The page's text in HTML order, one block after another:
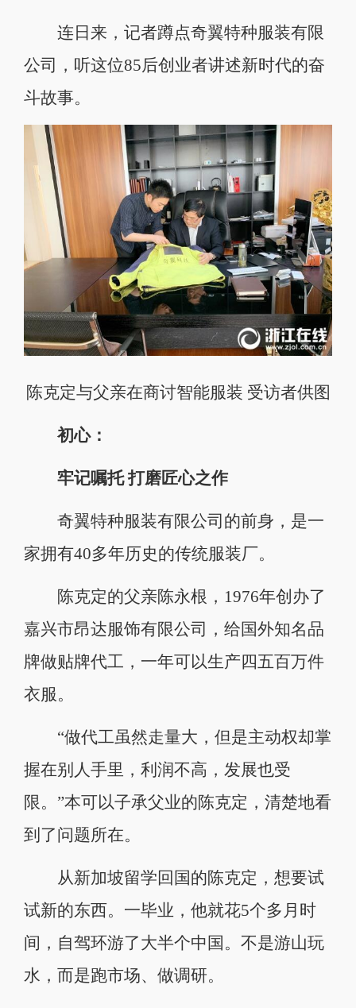
连日来，记者蹲点奇翼特种服装有限
公司，听这位85后创业者讲述新时代的奋
斗故事。
陈克定与父亲在商讨智能服装 受访者供图
初心：
牢记嘱托 打磨匠心之作
奇翼特种服装有限公司的前身，是一
家拥有40多年历史的传统服装厂。
陈克定的父亲陈永根，1976年创办了
嘉兴市昂达服饰有限公司，给国外知名品
牌做贴牌代工，一年可以生产四五百万件
衣服。
“做代工虽然走量大，但是主动权却掌
握在别人手里，利润不高，发展也受
限。”本可以子承父业的陈克定，清楚地看
到了问题所在。
从新加坡留学回国的陈克定，想要试
试新的东西。一毕业，他就花5个多月时
间，自驾环游了大半个中国。不是游山玩
水，而是跑市场、做调研。